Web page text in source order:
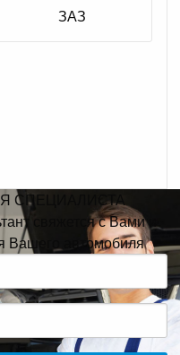
ЗАЗ
СПЕЦИАЛИСТА
свяжется с Вами и
Вашего автомобиля